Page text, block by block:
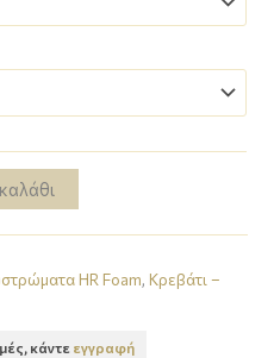
HR Foam, Κρεβάτι –
κάντε εγγραφή